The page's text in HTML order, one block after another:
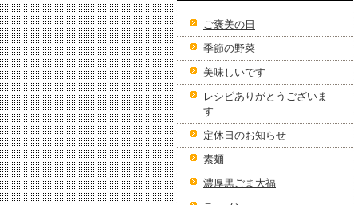
ご褒美の日
季節の野菜
美味しいです
レシピありがとうございま
す
定休日のお知らせ
素麺
濃厚黒ごま大福